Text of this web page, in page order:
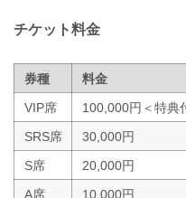
チケット料金
券種
料金
VIP席
100,000円＜特典
SRS席
30,000円
S席
20,000円
A席
10,000円